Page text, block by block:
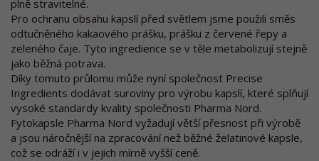
plně stravitelné.
Pro ochranu obsahu kapslí před světlem jsme použili směs
odtučněného kakaového prášku, prášku z červené řepy a
zeleného čaje. Tyto ingredience se v těle metabolizují stejně
jako běžná potrava.
Díky tomuto průlomu může nyní společnost Precise
Ingredients dodávat suroviny pro výrobu kapslí, které splňují
vysoké standardy kvality společnosti Pharma Nord.
Fytokapsle Pharma Nord vyžadují větší přesnost při výrobě
a jsou náročnější na zpracování než běžné želatinové kapsle,
což se odráží i v jejich mírně vyšší ceně.